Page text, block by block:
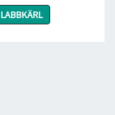
LABBKÄRL